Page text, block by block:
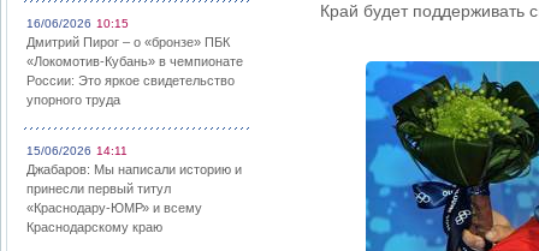
16/06/2026 10:15
Дмитрий Пирог – о «бронзе» ПБК
«Локомотив-Кубань» в чемпионате
России: Это яркое свидетельство
упорного труда
15/06/2026 14:11
Джабаров: Мы написали историю и
принесли первый титул
«Краснодару-ЮМР» и всему
Краснодарскому краю
Край будет поддерживать